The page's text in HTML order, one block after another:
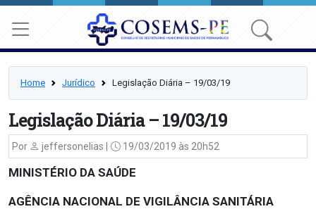
Home Jurídico Legislação Diária – 19/03/19
Legislação Diária – 19/03/19
Por jeffersonelias | 19/03/2019 às 20h52
MINISTÉRIO DA SAÚDE
AGÊNCIA NACIONAL DE VIGILÂNCIA SANITÁRIA